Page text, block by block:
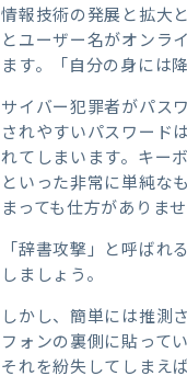
情報技術の発展と拡大
とユーザー名がオンラ
ます。「自分の身には
サイバー犯罪者がパス
されやすいパスワード
れてしまいます。キー
といった非常に単純な
まっても仕方がありませ
「辞書攻撃」と呼ば
しましょう。
しかし、簡単には推測
フォンの裏側に貼って
それを紛失してしまえ